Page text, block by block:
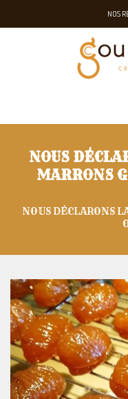
NOS
NOUS
MARRONS
NOUS DÉCLARONS